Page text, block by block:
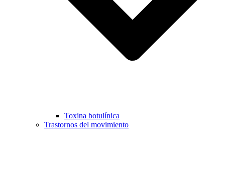
Toxina botulínica
Trastornos del movimiento